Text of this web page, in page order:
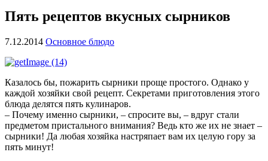
Пять рецептов вкусных сырников
7.12.2014 Основное блюдо
Казалось бы, пожарить сырники проще простого. Однако у
каждой хозяйки свой рецепт. Секретами приготовления этого
блюда делятся пять кулинаров.
– Почему именно сырники, – спросите вы, – вдруг стали
предметом пристального внимания? Ведь кто же их не знает –
сырники! Да любая хозяйка настряпает вам их целую гору за
пять минут!